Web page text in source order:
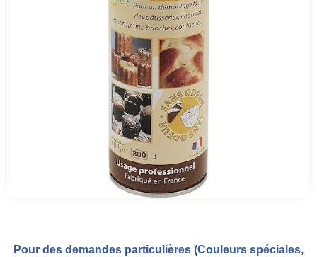
Pour des demandes particulières (Couleurs spéciales,